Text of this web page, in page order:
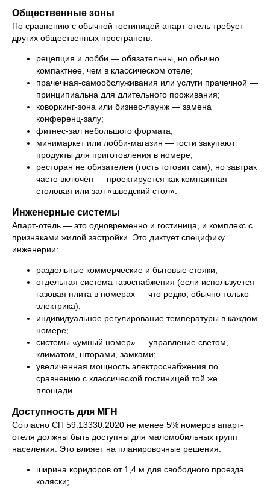
Общественные зоны
По сравнению с обычной гостиницей апарт-отель требует
других общественных пространств:
рецепция и лобби — обязательны, но обычно
компактнее, чем в классическом отеле;
прачечная-самообслуживания или услуги прачечной —
принципиальна для длительного проживания;
коворкинг-зона или бизнес-лаунж — замена
конференц-залу;
фитнес-зал небольшого формата;
минимаркет или лобби-магазин — гости закупают
продукты для приготовления в номере;
ресторан не обязателен (гость готовит сам), но завтрак
часто включён — проектируется как компактная
столовая или зал «шведский стол».
Инженерные системы
Апарт-отель — это одновременно и гостиница, и комплекс с
признаками жилой застройки. Это диктует специфику
инженерии:
раздельные коммерческие и бытовые стояки;
отдельная система газоснабжения (если используется
газовая плита в номерах — что редко, обычно только
электрика);
индивидуальное регулирование температуры в каждом
номере;
системы «умный номер» — управление светом,
климатом, шторами, замками;
увеличенная мощность электроснабжения по
сравнению с классической гостиницей той же
площади.
Доступность для МГН
Согласно СП 59.13330.2020 не менее 5% номеров апарт-
отеля должны быть доступны для маломобильных групп
населения. Это влияет на планировочные решения:
ширина коридоров от 1,4 м для свободного проезда
коляски;